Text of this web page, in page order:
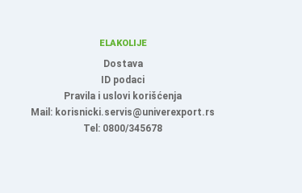
ELAKOLIJE
Dostava
ID podaci
Pravila i uslovi korišćenja
Mail: korisnicki.servis@univerexport.rs
Tel: 0800/345678